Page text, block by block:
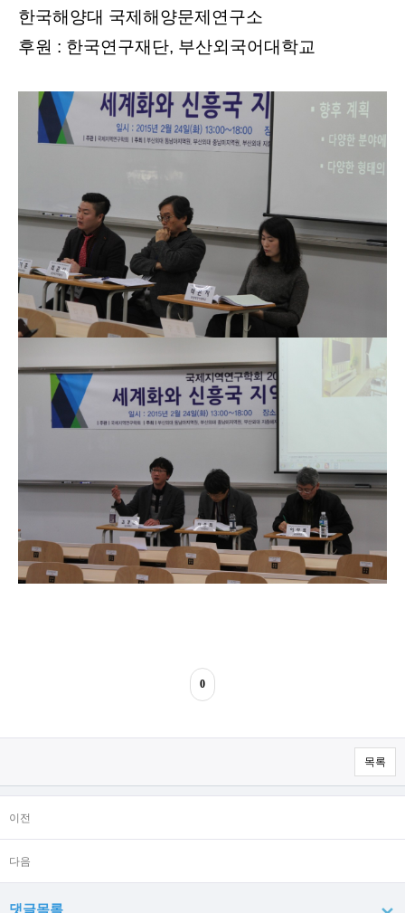
한국해양대 국제해양문제연구소
후원 : 한국연구재단, 부산외국어대학교
0
목록
이전
다음
댓글목록